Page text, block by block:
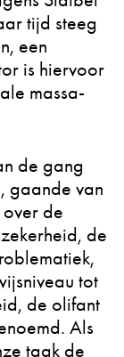
tijd steeg
een
is hiervoor
massa-
de gang
gaande van
de
de
tot
de olifant
Als
taak de